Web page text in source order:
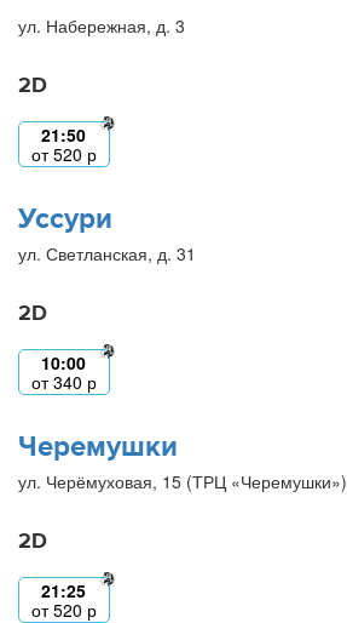
ул. Набережная, д. 3
2D
21:50
от520 р
Уссури
ул. Светланская, д. 31
2D
10:00
от340 р
Черемушки
ул. Черёмуховая, 15 (ТРЦ «Черемушки»)
2D
21:25
от520 р